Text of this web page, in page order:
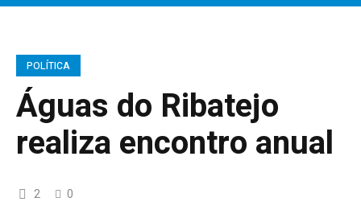
POLÍTICA
Águas do Ribatejo
realiza encontro anual
2 0